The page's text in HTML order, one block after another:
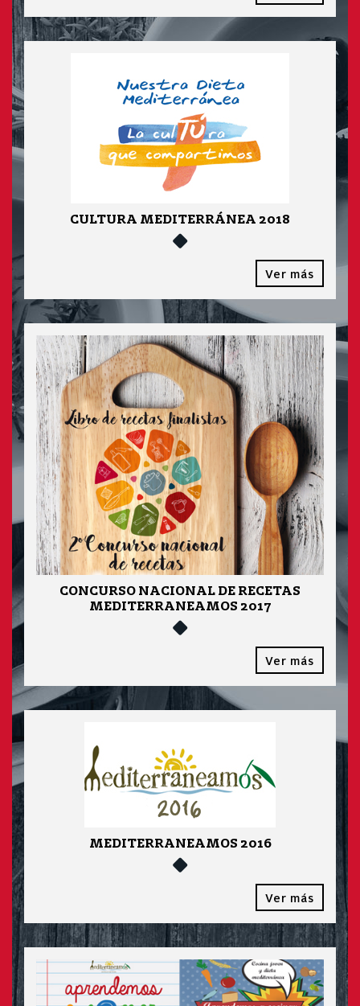
CULTURA MEDITERRÁNEA 2018
Ver más
CONCURSO NACIONAL DE RECETAS
MEDITERRANEAMOS 2017
Ver más
MEDITERRANEAMOS 2016
Ver más